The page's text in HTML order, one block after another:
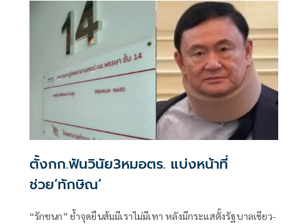
ตั้งกก.ฟันวินัย3หมอตร. แบ่งหน้าที่
ช่วย‘ทักษิณ’
“รักชนก” ย้ำจุดยืนส้มมีเราไม่มีเทา หลังมีกระแสตั้งรัฐบาลเขียว-